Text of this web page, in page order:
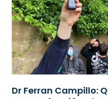
Dr Ferran Campillo: